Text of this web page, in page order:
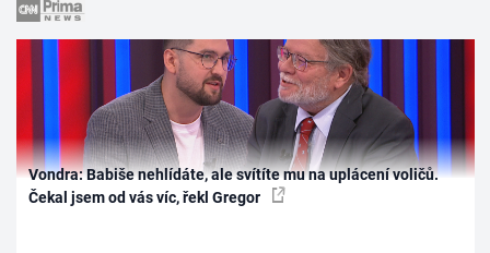
Vondra: Babiše nehlídáte, ale svítíte mu na uplácení voličů.
Čekal jsem od vás víc, řekl Gregor